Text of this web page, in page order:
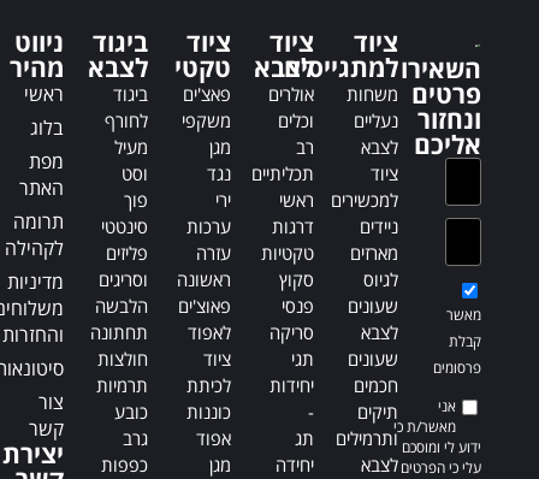
t
i
v
e
t
i
השאירו
פרטים
ונחזור
אליכם
מאשר
קבלת
פרסומים
אני
מאשר/ת כי
ידוע לי ומוסכם
עלי כי הפרטים
ציוד
למתגייסים
משחות
נעליים
לצבא
ציוד
למכשירים
ניידים
מארזים
לגיוס
שעונים
לצבא
שעונים
חכמים
תיקים
ותרמילים
לצבא
ציוד
לצבא
אולרים
וכלים
רב
תכליתיים
ראשי
דרגות
טקטיות
סקוץ
פנסי
סריקה
תגי
יחידות
-
תג
יחידה
ציוד
טקטי
פאצ'ים
משקפי
מגן
נגד
ירי
ערכות
עזרה
ראשונה
פאוצ'ים
לאפוד
ציוד
לכיתת
כוננות
אפוד
מגן
ביגוד
לצבא
ביגוד
לחורף
מעיל
וסט
פוך
סינטטי
פליזים
וסריגים
הלבשה
תחתונה
חולצות
תרמיות
כובע
גרב
כפפות
ניווט
מהיר
ראשי
בלוג
מפת
האתר
תרומה
לקהילה
מדיניות
והחזרות
צור
קשר
יצירת